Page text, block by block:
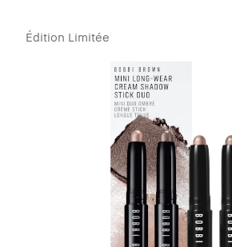
Édition Limitée